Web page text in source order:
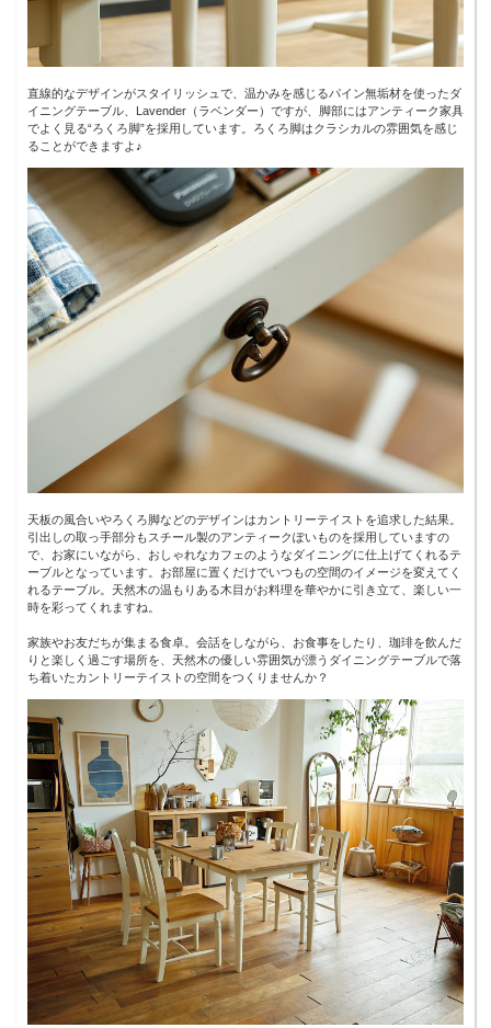
直線的なデザインがスタイリッシュで、温かみを感じるパイン無垢材を使ったダ
イニングテーブル、Lavender（ラベンダー）ですが、脚部にはアンティーク家具
でよく見る“ろくろ脚”を採用しています。ろくろ脚はクラシカルの雰囲気を感じ
ることができますよ♪
天板の風合いやろくろ脚などのデザインはカントリーテイストを追求した結果。
引出しの取っ手部分もスチール製のアンティークぽいものを採用していますの
で、お家にいながら、おしゃれなカフェのようなダイニングに仕上げてくれるテ
ーブルとなっています。お部屋に置くだけでいつもの空間のイメージを変えてく
れるテーブル。天然木の温もりある木目がお料理を華やかに引き立て、楽しい一
時を彩ってくれますね。
家族やお友だちが集まる食卓。会話をしながら、お食事をしたり、珈琲を飲んだ
りと楽しく過ごす場所を、天然木の優しい雰囲気が漂うダイニングテーブルで落
ち着いたカントリーテイストの空間をつくりませんか？